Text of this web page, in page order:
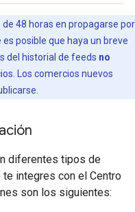
48 horas en propagarse por
posible que haya un breve
del historial de feeds no
Los comercios nuevos
diferentes tipos de
integres con el Centro
son los siguientes: